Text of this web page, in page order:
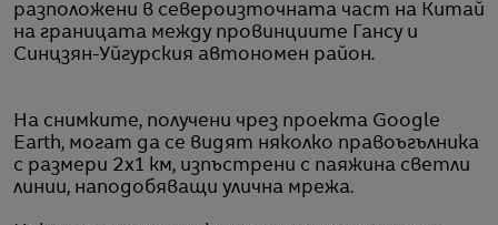
разположени в североизточната част на Китай
на границата между провинциите Гансу и
Синцзян-Уйгурския автономен район.
На снимките, получени чрез проекта Google
Earth, могат да се видят няколко правоъгълника
с размери 2х1 км, изпъстрени с паяжина светли
линии, наподобяващи улична мрежа.